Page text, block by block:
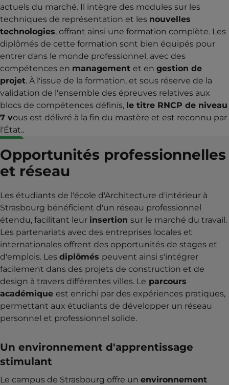
actuels du marché. Il intègre des modules sur les
techniques de représentation et les nouvelles
technologies, offrant ainsi une formation complète. Les
diplômés de cette formation sont bien équipés pour
entrer dans le monde professionnel, avec des
compétences en management et en gestion de
projet. À l'issue de la formation, et sous réserve de la
validation de l'ensemble des épreuves relatives aux
blocs de compétences définis, le titre RNCP de niveau
7 vous est délivré à la fin du mastère et est reconnu par
l'État..
Opportunités professionnelles
et réseau
Les étudiants de l'école d'Architecture d'intérieur à
Strasbourg bénéficient d'un réseau professionnel
étendu, facilitant leur insertion sur le marché du travail.
Les partenariats avec des entreprises locales et
internationales offrent des opportunités de stages et
d'emplois. Les diplômés peuvent ainsi s'intégrer
facilement dans des projets de construction et de
design à travers différentes villes. Le parcours
académique est enrichi par des expériences pratiques,
permettant aux étudiants de développer un réseau
personnel et professionnel solide.
Un environnement d'apprentissage
stimulant
Le campus de Strasbourg offre un environnement